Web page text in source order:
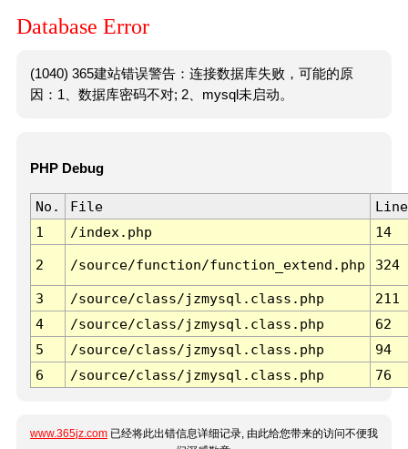
Database Error
(1040) 365建站错误警告：连接数据库失败，可能的原
因：1、数据库密码不对; 2、mysql未启动。
PHP Debug
No. File
Line
1
/index.php 14
2 /source/function/function_extend.php 324
3 /source/class/jzmysql.class.php
211
4
/source/class/jzmysql.class.php
62
5
/source/class/jzmysql.class.php
94
6
/source/class/jzmysql.class.php 76
www.365jz.com 已经将此出错信息详细记录, 由此给您带来的访问不便我